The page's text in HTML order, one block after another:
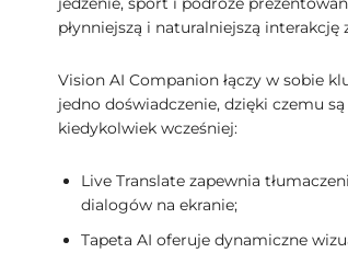
płynniejszą i naturalniejszą interakcję
Vision AI Companion łączy w sobie
jedno doświadczenie, dzięki czemu
kiedykolwiek wcześniej:
Live Translate zapewnia
dialogów na ekranie;
Tapeta AI oferuje dynamiczne